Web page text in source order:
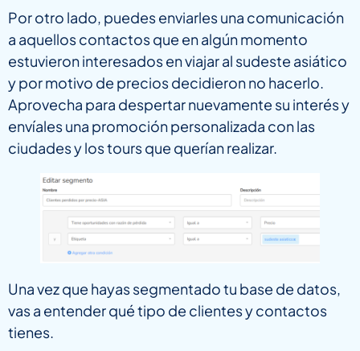
Por otro lado, puedes enviarles una comunicación
a aquellos contactos que en algún momento
estuvieron interesados en viajar al sudeste asiático
y por motivo de precios decidieron no hacerlo.
Aprovecha para despertar nuevamente su interés y
envíales una promoción personalizada con las
ciudades y los tours que querían realizar.
Una vez que hayas segmentado tu base de datos,
vas a entender qué tipo de clientes y contactos
tienes.